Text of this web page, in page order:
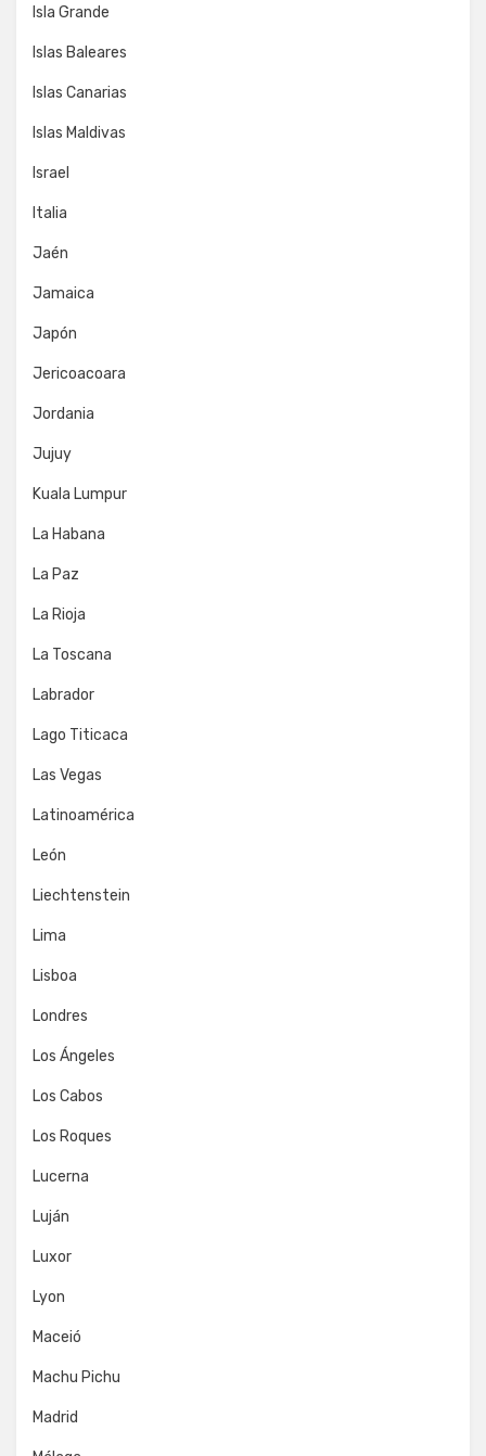
Isla Grande
Islas Baleares
Islas Canarias
Islas Maldivas
Israel
Italia
Jaén
Jamaica
Japón
Jericoacoara
Jordania
Jujuy
Kuala Lumpur
La Habana
La Paz
La Rioja
La Toscana
Labrador
Lago Titicaca
Las Vegas
Latinoamérica
León
Liechtenstein
Lima
Lisboa
Londres
Los Ángeles
Los Cabos
Los Roques
Lucerna
Luján
Luxor
Lyon
Maceió
Machu Pichu
Madrid